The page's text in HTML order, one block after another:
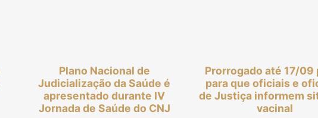
Plano Nacional de
Judicialização da Saúde é
apresentado durante IV
Jornada de Saúde do CNJ
Prorrogado até 17/09
para que oficiais e
de Justiça informem
vacinal